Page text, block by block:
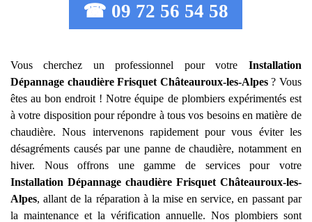
☎ 09 72 56 54 58
Vous cherchez un professionnel pour votre Installation
Dépannage chaudière Frisquet Châteauroux-les-Alpes? Vous
êtes au bon endroit ! Notre équipe de plombiers expérimentés est
à votre disposition pour répondre à tous vos besoins en matière de
chaudière. Nous intervenons rapidement pour vous éviter les
désagréments causés par une panne de chaudière, notamment en
hiver. Nous offrons une gamme de services pour votre
Installation Dépannage chaudière Frisquet Châteauroux-les-
Alpes, allant de la réparation à la mise en service, en passant par
la maintenance et la vérification annuelle. Nos plombiers sont